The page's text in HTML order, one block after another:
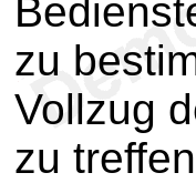
zu
Vollzug
zu